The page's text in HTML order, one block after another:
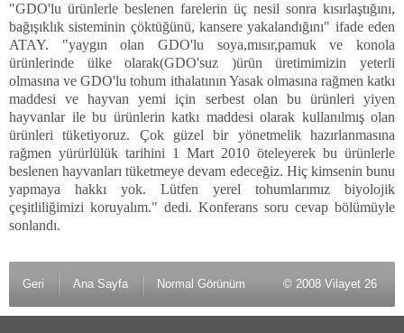
"GDO'lu ürünlerle beslenen farelerin üç nesil sonra kısırlaştığını,
bağışıklık sisteminin çöktüğünü, kansere yakalandığını" ifade eden
ATAY. "yaygın olan GDO'lu soya,mısır,pamuk ve konola
ürünlerinde ülke olarak(GDO'suz )ürün üretimimizin yeterli
olmasına ve GDO'lu tohum ithalatının Yasak olmasına rağmen katkı
maddesi ve hayvan yemi için serbest olan bu ürünleri yiyen
hayvanlar ile bu ürünlerin katkı maddesi olarak kullanılmış olan
ürünleri tüketiyoruz. Çok güzel bir yönetmelik hazırlanmasına
rağmen yürürlülük tarihini 1 Mart 2010 öteleyerek bu ürünlerle
beslenen hayvanları tüketmeye devam edeceğiz. Hiç kimsenin bunu
yapmaya hakkı yok. Lütfen yerel tohumlarımız biyolojik
çeşitliliğimizi koruyalım." dedi. Konferans soru cevap bölümüyle
sonlandı.
Geri Ana Sayfa Normal Görünüm © 2008 Vilayet 26